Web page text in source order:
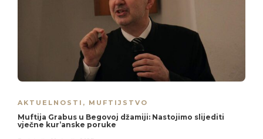
AKTUELNOSTI , MUFTIJSTVO
Muftija Grabus u Begovoj džamiji: Nastojimo slijediti
vječne kur’anske poruke